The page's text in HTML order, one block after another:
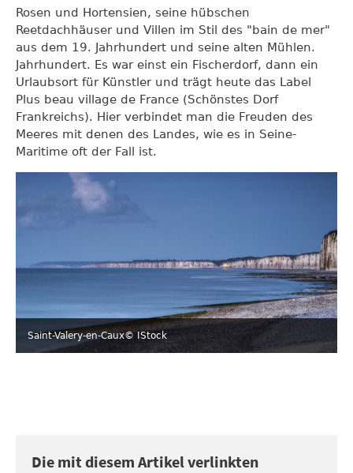
Rosen und Hortensien, seine hübschen
Reetdachhäuser und Villen im Stil des "bain de mer"
aus dem 19. Jahrhundert und seine alten Mühlen.
Jahrhundert. Es war einst ein Fischerdorf, dann ein
Urlaubsort für Künstler und trägt heute das Label
Plus beau village de France (Schönstes Dorf
Frankreichs). Hier verbindet man die Freuden des
Meeres mit denen des Landes, wie es in Seine-
Maritime oft der Fall ist.
Saint-Valery-en-Caux© IStock
Die mit diesem Artikel verlinkten